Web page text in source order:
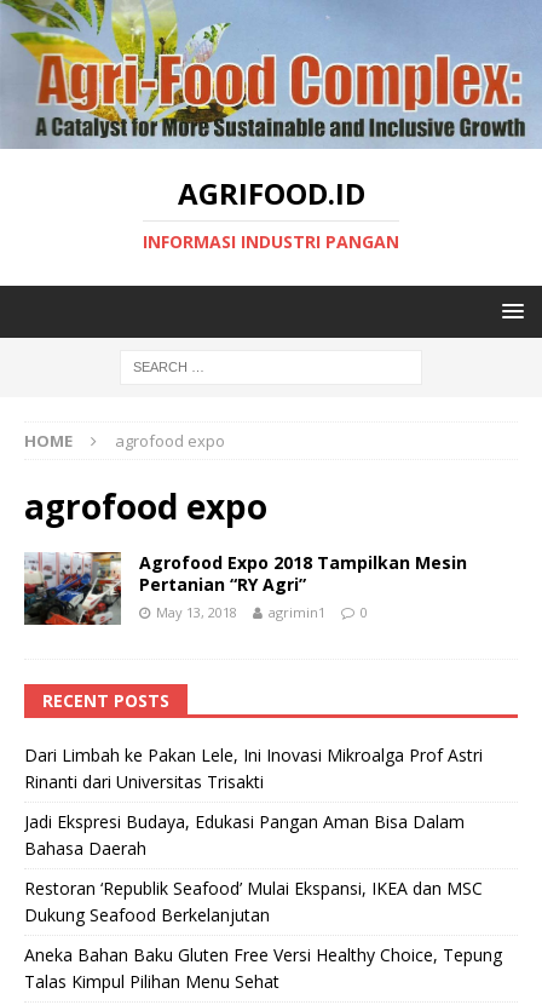
AGRIFOOD.ID
INFORMASI INDUSTRI PANGAN
HOME agrofood expo
agrofood expo
Agrofood Expo 2018 Tampilkan Mesin
Pertanian “RY Agri”
May 13, 2018 agrimin1 0
RECENT POSTS
Dari Limbah ke Pakan Lele, Ini Inovasi Mikroalga Prof Astri
Rinanti dari Universitas Trisakti
Jadi Ekspresi Budaya, Edukasi Pangan Aman Bisa Dalam
Bahasa Daerah
Restoran ‘Republik Seafood’ Mulai Ekspansi, IKEA dan MSC
Dukung Seafood Berkelanjutan
Aneka Bahan Baku Gluten Free Versi Healthy Choice, Tepung
Talas Kimpul Pilihan Menu Sehat